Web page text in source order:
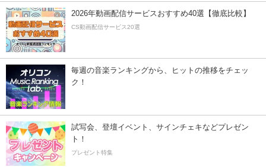
2026年動画配信サービスおすすめ40選【徹底比較】
CS動画配信サービス20選
毎週の音楽ランキングから、ヒットの推移をチェッ
ク！
試写会、登壇イベント、サインチェキなどプレゼン
ト！
プレゼント特集